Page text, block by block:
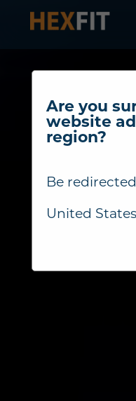
Are you
website
region?
Be
United States